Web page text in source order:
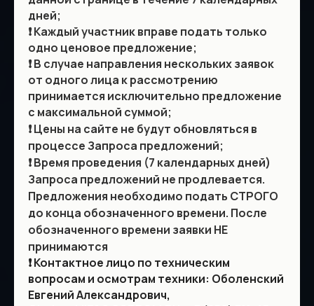
расположения,
комплектности и иных
существенных параметров
лота.
По итогам настоящего
Запроса предложений
победитель не
определяется. На
основании анализа всех
поданных заявок
собственник примет
решение о реализации
имущества или его
размещении на торговой
дней;
❗️ Каждый участник вправе подать только
одно ценовое предложение;
❗️ В случае направления нескольких заявок
от одного лица к рассмотрению
принимается исключительно предложение
с максимальной суммой;
❗️Цены на сайте не будут обновляться в
процессе Запроса предложений;
❗️Время проведения (7 календарных дней)
Запроса предложений не продлевается.
Предложения необходимо подать СТРОГО
до конца обозначенного времени. После
обозначенного времени заявки НЕ
принимаются
❗️ Контактное лицо по техническим
вопросам и осмотрам техники: Оболенский
Евгений Александрович,